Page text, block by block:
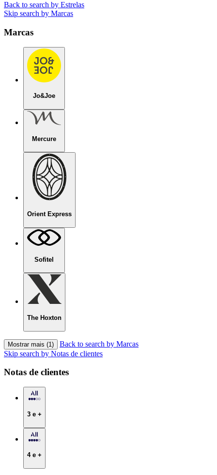
Back to search by Estrelas
Skip search by Marcas
Marcas
Jo&Joe
Mercure
Orient Express
Sofitel
The Hoxton
Mostrar mais (1)
Back to search by Marcas
Skip search by Notas de clientes
Notas de clientes
3 e +
4 e +